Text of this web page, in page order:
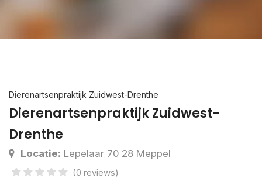
Dierenartsenpraktijk Zuidwest-Drenthe
Dierenartsenpraktijk Zuidwest-
Drenthe
Locatie: Lepelaar 70 28 Meppel
(0 reviews)